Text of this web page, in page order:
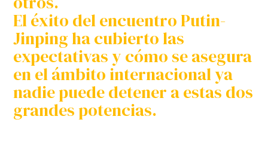
El éxito del encuentro Putin-
Jinping ha cubierto las
expectativas y cómo se asegura
en el ámbito internacional ya
nadie puede detener a estas dos
grandes potencias.